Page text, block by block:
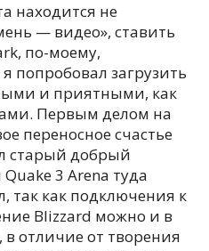
находится не
— видео», ставить
по-моему,
попробовал загрузить
и приятными, как
Первым делом на
переносное счастье
старый добрый
3 Arena туда
так как подключения к
Blizzard можно и в
отличие от творения